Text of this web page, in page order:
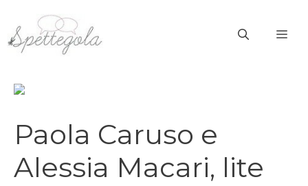
contenuto
Paola Caruso e
Alessia Macari, lite